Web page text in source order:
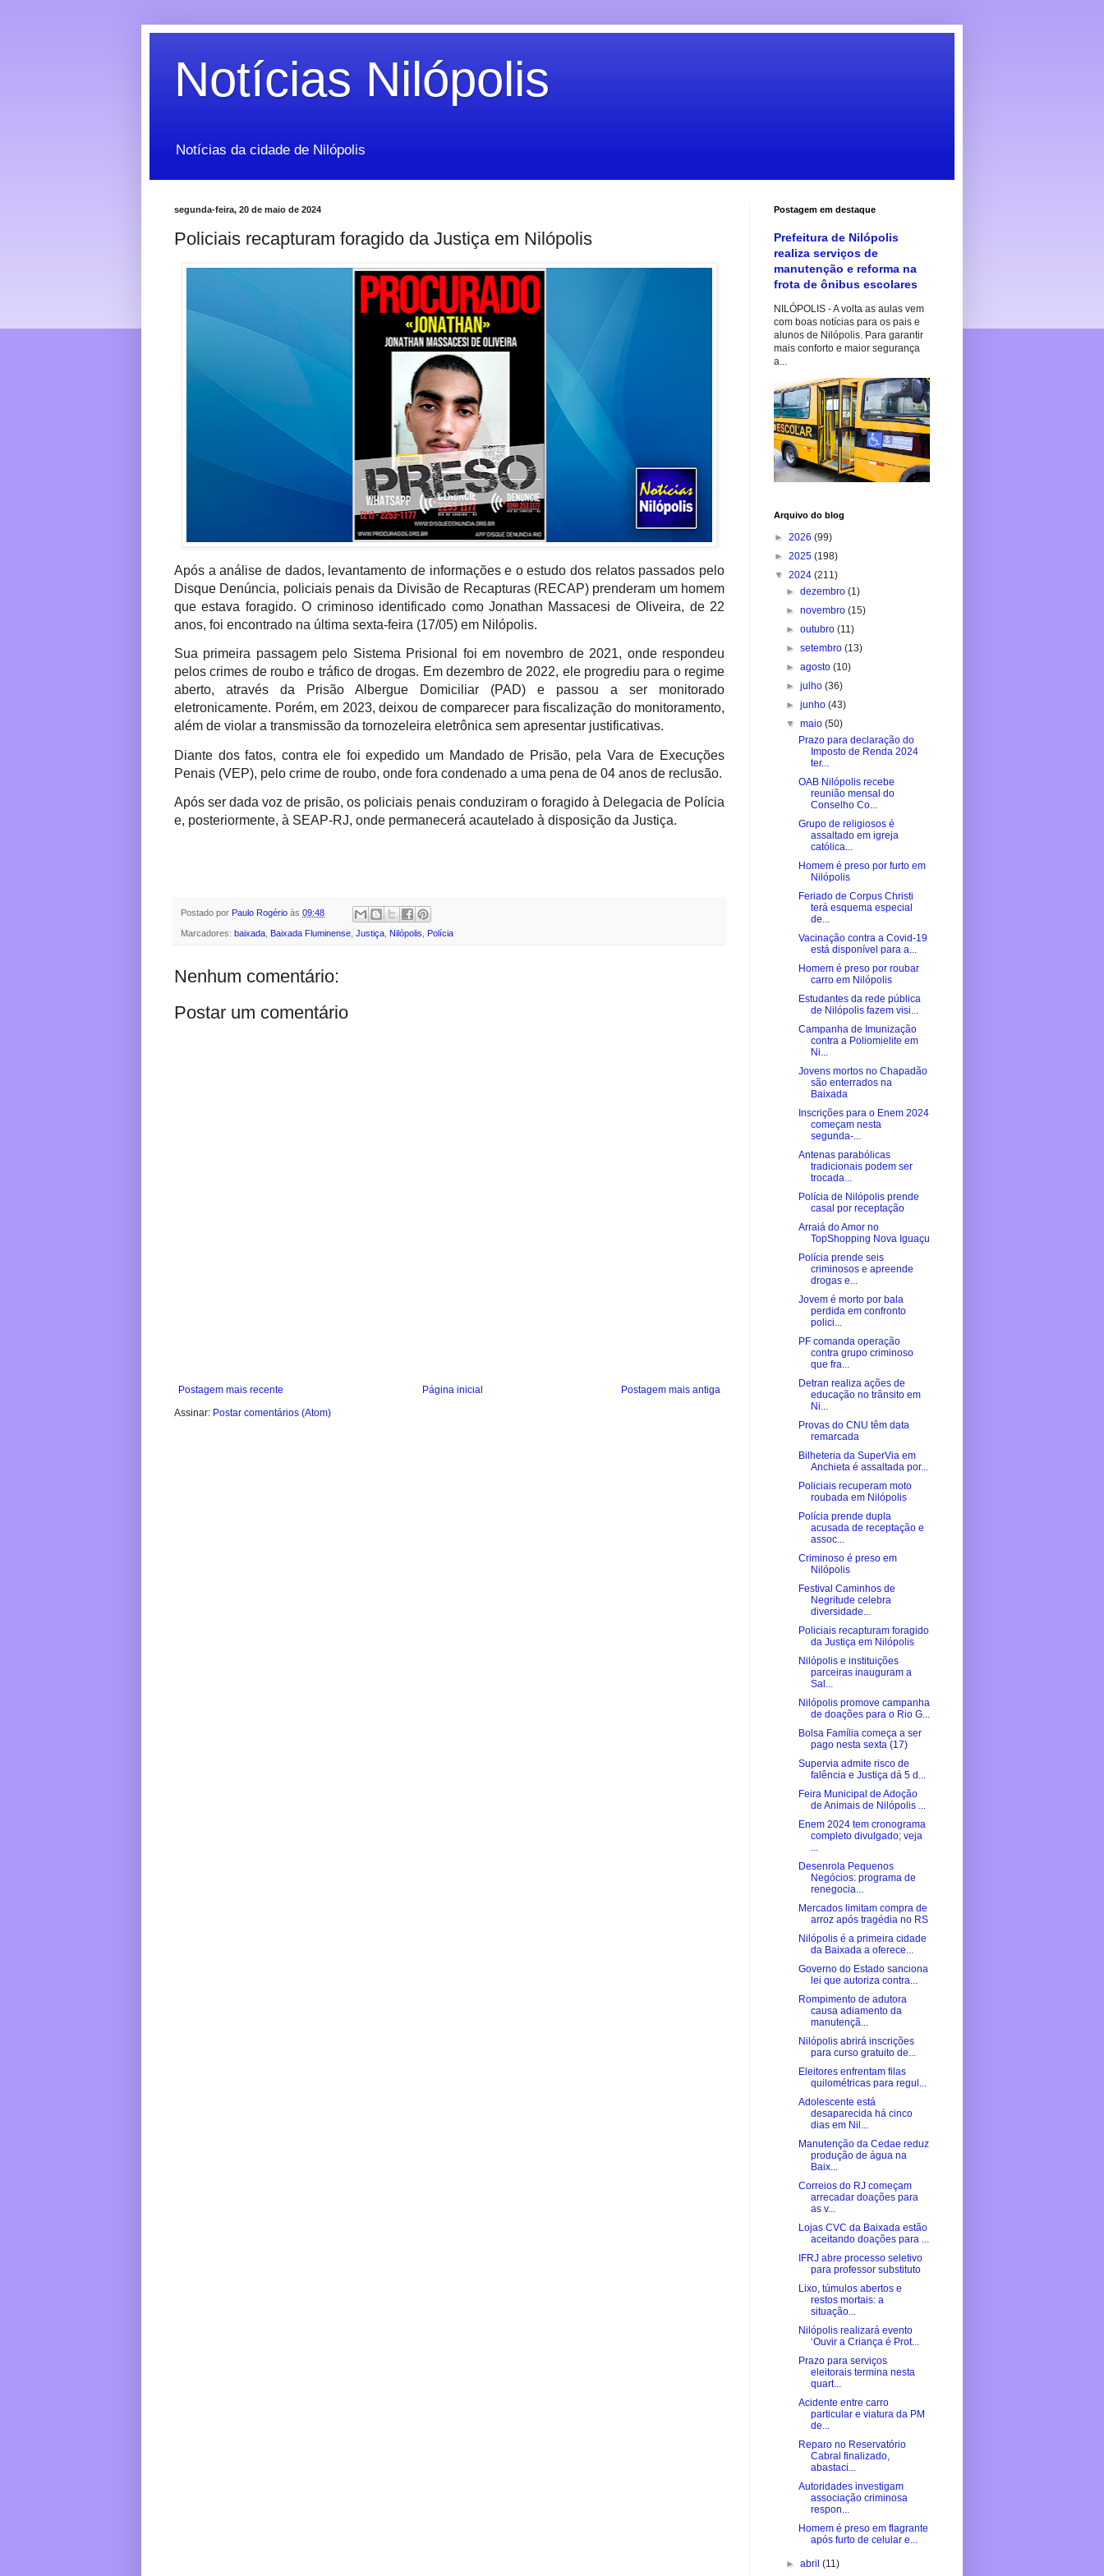
Notícias Nilópolis
Notícias da cidade de Nilópolis
segunda-feira, 20 de maio de 2024
Policiais recapturam foragido da Justiça em Nilópolis
Após a análise de dados, levantamento de informações e o estudo dos relatos passados pelo
Disque Denúncia, policiais penais da Divisão de Recapturas (RECAP) prenderam um homem
que estava foragido. O criminoso identificado como Jonathan Massacesi de Oliveira, de 22
anos, foi encontrado na última sexta-feira (17/05) em Nilópolis.
Sua primeira passagem pelo Sistema Prisional foi em novembro de 2021, onde respondeu
pelos crimes de roubo e tráfico de drogas. Em dezembro de 2022, ele progrediu para o regime
aberto, através da Prisão Albergue Domiciliar (PAD) e passou a ser monitorado
eletronicamente. Porém, em 2023, deixou de comparecer para fiscalização do monitoramento,
além de violar a transmissão da tornozeleira eletrônica sem apresentar justificativas.
Diante dos fatos, contra ele foi expedido um Mandado de Prisão, pela Vara de Execuções
Penais (VEP), pelo crime de roubo, onde fora condenado a uma pena de 04 anos de reclusão.
Após ser dada voz de prisão, os policiais penais conduziram o foragido à Delegacia de Polícia
e, posteriormente, à SEAP-RJ, onde permanecerá acautelado à disposição da Justiça.
Postado por Paulo Rogério às 09:48
Marcadores: baixada Baixada Fluminense Justiça Nilópolis Polícia
Nenhum comentário:
Postar um comentário
Postagem mais recente Postagem mais antiga
Página inicial
Assinar: Postar comentários (Atom)
Postagem em destaque
Prefeitura de Nilópolis
realiza serviços de
manutenção e reforma na
frota de ônibus escolares
NILÓPOLIS - A volta as aulas vem
com boas notícias para os pais e
alunos de Nilópolis. Para garantir
mais conforto e maior segurança
a...
Arquivo do blog
► 2026 (99)
► 2025 (198)
▼ 2024 (211)
►dezembro(1)
►novembro(15)
►outubro(11)
►setembro(13)
►agosto(10)
►julho(36)
►junho(43)
▼maio(50)
Prazo para declaração do
Imposto de Renda 2024
ter...
OAB Nilópolis recebe
reunião mensal do
Conselho Co...
Grupo de religiosos é
assaltado em igreja
católica...
Homem é preso por furto em
Nilópolis
Feriado de Corpus Christi
terá esquema especial
de...
Vacinação contra a Covid-19
está disponível para a...
Homem é preso por roubar
carro em Nilópolis
Estudantes da rede pública
de Nilópolis fazem visi...
Campanha de Imunização
contra a Poliomielite em
Ni...
Jovens mortos no Chapadão
são enterrados na
Baixada
Inscrições para o Enem 2024
começam nesta
segunda-...
Antenas parabólicas
tradicionais podem ser
trocada...
Polícia de Nilópolis prende
casal por receptação
Arraiá do Amor no
TopShopping Nova Iguaçu
Polícia prende seis
criminosos e apreende
drogas e...
Jovem é morto por bala
perdida em confronto
polici...
PF comanda operação
contra grupo criminoso
que fra...
Detran realiza ações de
educação no trânsito em
Ni...
Provas do CNU têm data
remarcada
Bilheteria da SuperVia em
Anchieta é assaltada por...
Policiais recuperam moto
roubada em Nilópolis
Polícia prende dupla
acusada de receptação e
assoc...
Criminoso é preso em
Nilópolis
Festival Caminhos de
Negritude celebra
diversidade...
Policiais recapturam foragido
da Justiça em Nilópolis
Nilópolis e instituições
parceiras inauguram a
Sal...
Nilópolis promove campanha
de doações para o Rio G...
Bolsa Família começa a ser
pago nesta sexta (17)
Supervia admite risco de
falência e Justiça dá 5 d...
Feira Municipal de Adoção
de Animais de Nilópolis ...
Enem 2024 tem cronograma
completo divulgado; veja
...
Desenrola Pequenos
Negócios: programa de
renegocia...
Mercados limitam compra de
arroz após tragédia no RS
Nilópolis é a primeira cidade
da Baixada a oferece...
Governo do Estado sanciona
lei que autoriza contra...
Rompimento de adutora
causa adiamento da
manutençã...
Nilópolis abrirá inscrições
para curso gratuito de...
Eleitores enfrentam filas
quilométricas para regul...
Adolescente está
desaparecida há cinco
dias em Nil...
Manutenção da Cedae reduz
produção de água na
Baix...
Correios do RJ começam
arrecadar doações para
as v...
Lojas CVC da Baixada estão
aceitando doações para ...
IFRJ abre processo seletivo
para professor substituto
Lixo, túmulos abertos e
restos mortais: a
situação...
Nilópolis realizará evento
‘Ouvir a Criança é Prot...
Prazo para serviços
eleitorais termina nesta
quart...
Acidente entre carro
particular e viatura da PM
de...
Reparo no Reservatório
Cabral finalizado,
abastaci...
Autoridades investigam
associação criminosa
respon...
Homem é preso em flagrante
após furto de celular e...
►abril(11)